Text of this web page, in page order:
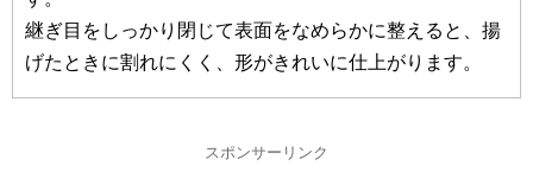
継ぎ目をしっかり閉じて表面をなめらかに整えると、揚
げたときに割れにくく、形がきれいに仕上がります。
スポンサーリンク